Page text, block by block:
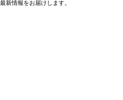
最新情報をお届けします。